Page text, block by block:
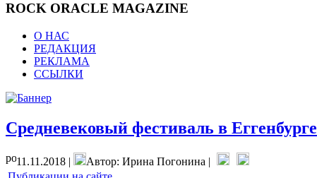
ROCK ORACLE MAGAZINE
О НАС
РЕДАКЦИЯ
РЕКЛАМА
ССЫЛКИ
Средневековый фестиваль в Еггенбурге
11.11.2018 |
Автор: Ирина Погонина |